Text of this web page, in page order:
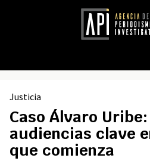
Justicia
Caso Álvaro
audiencias clave
que comienza